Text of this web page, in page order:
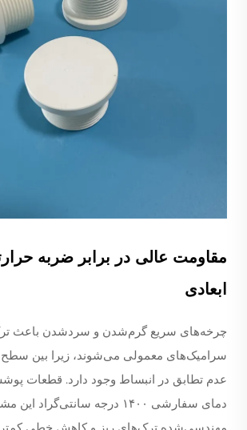
مقاومت عالی در برابر ضربه
ابعادی
چرخه‌های سریع گرم‌شدن و سردشدن باعث
سرامیک‌های معمولی می‌شوند، زیرا بین سطح
عدم تطابق در انبساط وجود دارد. قطعات
دمای سفارشی ۱۴۰۰ درجه